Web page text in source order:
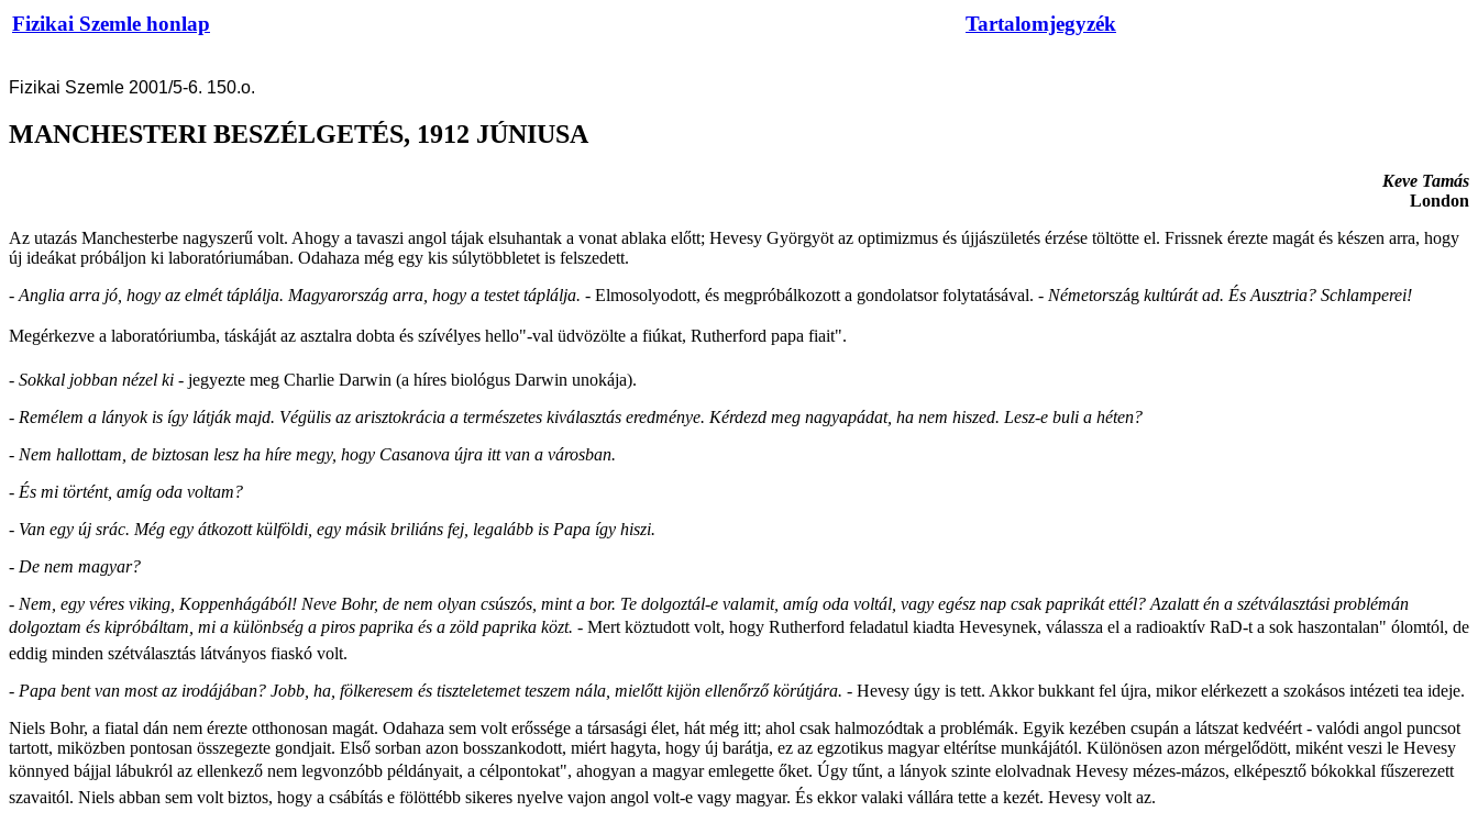
Fizikai Szemle honlap Tartalomjegyzék
Fizikai Szemle 2001/5-6. 150.o.
MANCHESTERI BESZÉLGETÉS, 1912 JÚNIUSA
Keve Tamás
London
Az utazás Manchesterbe nagyszerű volt. Ahogy a tavaszi angol tájak elsuhantak a vonat ablaka előtt; Hevesy Györgyöt az optimizmus és újjászületés érzése töltötte el. Frissnek érezte magát és készen arra, hogy
új ideákat próbáljon ki laboratóriumában. Odahaza még egy kis súlytöbbletet is felszedett.
- Anglia arra jó, hogy az elmét táplálja. Magyarország arra, hogy a testet táplálja. - Elmosolyodott, és megpróbálkozott a gondolatsor folytatásával. - Németország kultúrát ad. És Ausztria? Schlamperei!
Megérkezve a laboratóriumba, táskáját az asztalra dobta és szívélyes hello"-val üdvözölte a fiúkat, Rutherford papa fiait".
- Sokkal jobban nézel ki - jegyezte meg Charlie Darwin (a híres biológus Darwin unokája).
- Remélem a lányok is így látják majd. Végülis az arisztokrácia a természetes kiválasztás eredménye. Kérdezd meg nagyapádat, ha nem hiszed. Lesz-e buli a héten?
- Nem hallottam, de biztosan lesz ha híre megy, hogy Casanova újra itt van a városban.
- És mi történt, amíg oda voltam?
- Van egy új srác. Még egy átkozott külföldi, egy másik briliáns fej, legalább is Papa így hiszi.
- De nem magyar?
- Nem, egy véres viking, Koppenhágából! Neve Bohr, de nem olyan csúszós, mint a bor. Te dolgoztál-e valamit, amíg oda voltál, vagy egész nap csak paprikát ettél? Azalatt én a szétválasztási problémán
dolgoztam és kipróbáltam, mi a különbség a piros paprika és a zöld paprika közt. - Mert köztudott volt, hogy Rutherford feladatul kiadta Hevesynek, válassza el a radioaktív RaD-t a sok haszontalan" ólomtól, de
eddig minden szétválasztás látványos fiaskó volt.
- Papa bent van most az irodájában? Jobb, ha, fölkeresem és tiszteletemet teszem nála, mielőtt kijön ellenőrző körútjára. - Hevesy úgy is tett. Akkor bukkant fel újra, mikor elérkezett a szokásos intézeti tea ideje.
Niels Bohr, a fiatal dán nem érezte otthonosan magát. Odahaza sem volt erőssége a társasági élet, hát még itt; ahol csak halmozódtak a problémák. Egyik kezében csupán a látszat kedvéért - valódi angol puncsot
tartott, miközben pontosan összegezte gondjait. Első sorban azon bosszankodott, miért hagyta, hogy új barátja, ez az egzotikus magyar eltérítse munkájától. Különösen azon mérgelődött, miként veszi le Hevesy
könnyed bájjal lábukról az ellenkező nem legvonzóbb példányait, a célpontokat", ahogyan a magyar emlegette őket. Úgy tűnt, a lányok szinte elolvadnak Hevesy mézes-mázos, elképesztő bókokkal fűszerezett
szavaitól. Niels abban sem volt biztos, hogy a csábítás e fölöttébb sikeres nyelve vajon angol volt-e vagy magyar. És ekkor valaki vállára tette a kezét. Hevesy volt az.